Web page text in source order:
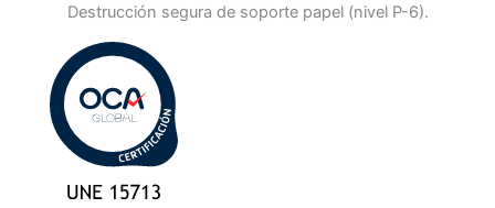
Destrucción segura de soporte papel (nivel P-6).